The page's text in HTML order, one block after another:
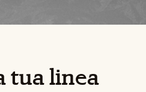
tua linea